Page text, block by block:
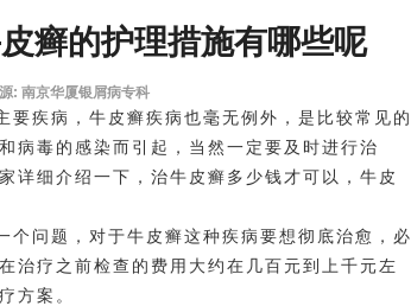
癣的护理措施有哪些呢
: 南京华厦银屑病专科
疾病，牛皮癣疾病也毫无例外，是比较常见的
病毒的感染而引起，当然一定要及时进行治
详细介绍一下，治牛皮癣多少钱才可以，牛皮
问题，对于牛皮癣这种疾病要想彻底治愈，必
治疗之前检查的费用大约在几百元到上千元左
方案。